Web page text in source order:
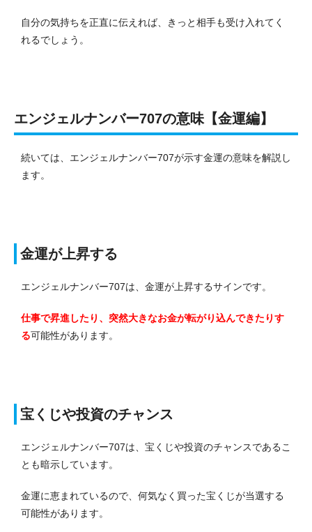
自分の気持ちを正直に伝えれば、きっと相手も受け入れてく
れるでしょう。
エンジェルナンバー707の意味【金運編】
続いては、エンジェルナンバー707が示す金運の意味を解説し
ます。
金運が上昇する
エンジェルナンバー707は、金運が上昇するサインです。
仕事で昇進したり、突然大きなお金が転がり込んできたりす
る可能性があります。
宝くじや投資のチャンス
エンジェルナンバー707は、宝くじや投資のチャンスであるこ
とも暗示しています。
金運に恵まれているので、何気なく買った宝くじが当選する
可能性があります。